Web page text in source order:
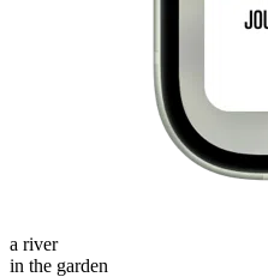
a river
in the garden